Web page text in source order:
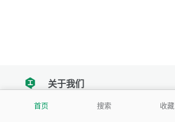
首页 搜索 收藏
tencent关于我们
我们努力把每一个工具做成批量处理的产品